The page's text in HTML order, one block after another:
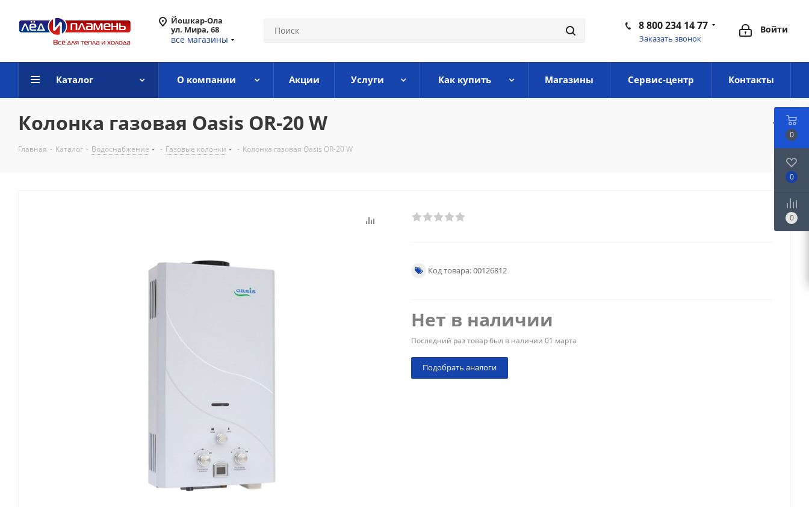
Йошкар-Ола
ул. Мира, 68
все магазины
Войти
8 800 234 14 77
Заказать звонок
Каталог О компании Акции Услуги Как купить Магазины Сервис-центр Контакты
Колонка газовая Oasis OR-20 W
Главная - Каталог - Водоснабжение - Газовые колонки - Колонка газовая Oasis OR-20 W
Код товара: 00126812
Нет в наличии
Последний раз товар был в наличии 01 марта
Подобрать аналоги
0
0
0